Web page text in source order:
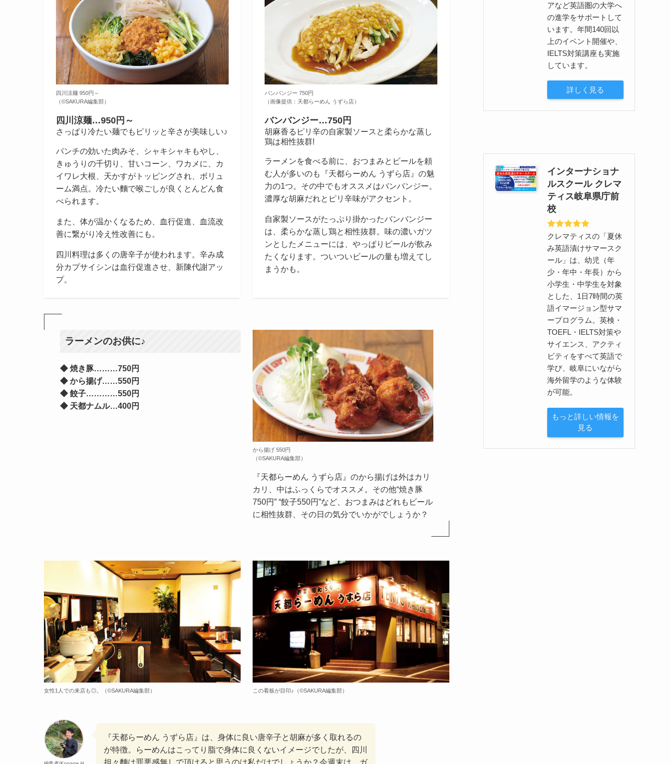
四川涼麺 950円～
（©️SAKURA編集部）
四川涼麺…950円～
さっぱり冷たい麺でもピリッと辛さが美味しい♪
パンチの効いた肉みそ、シャキシャキもやし、
きゅうりの千切り、甘いコーン、ワカメに、カ
イワレ大根、天かすがトッピングされ、ボリュ
ーム満点。冷たい麵で喉ごしが良くとんどん食
べられます。
また、体が温かくなるため、血行促進、血流改
善に繋がり冷え性改善にも。
四川料理は多くの唐辛子が使われます。辛み成
分カプサイシンは血行促進させ、新陳代謝アッ
プ。
バンバンジー 750円
（画像提供： 天都らーめん うずら店）
バンバンジー…750円
胡麻香るピリ辛の自家製ソースと柔らかな蒸し
鶏は相性抜群!
ラーメンを食べる前に、おつまみとビールを頼
む人が多いのも『天都らーめん うずら店』の魅
力の1つ。その中でもオススメはバンバンジー。
濃厚な胡麻だれとピリ辛味がアクセント。
自家製ソースがたっぷり掛かったバンバンジー
は、柔らかな蒸し鶏と相性抜群。味の濃いガツ
ンとしたメニューには、やっぱりビールが飲み
たくなります。ついついビールの量も増えてし
まうかも。
ラーメンのお供に♪
◆ 焼き豚………750円
◆ から揚げ……550円
◆ 餃子…………550円
◆ 天都ナムル…400円
から揚げ 550円
（©️SAKURA編集部）
『天都らーめん うずら店』のから揚げは外はカリ
カリ、中はふっくらでオススメ。その他“焼き豚
750円” “餃子550円”など、おつまみはどれもビール
に相性抜群、その日の気分でいかがでしょうか？
女性1人での来店も◎。（©️SAKURA編集部） この看板が目印♪（©️SAKURA編集部）
『天都らーめん うずら店』は、身体に良い唐辛子と胡麻が多く取れるの
が特徴。らーめんはこってり脂で身体に良くないイメージでしたが、四川
アなど英語圏の大学へ
の進学をサポートして
います。年間140回以
上のイベント開催や、
IELTS対策講座も実施
しています。
詳しく見る
インターナショナ
ルスクール クレマ
ティス岐阜県庁前
校
クレマティスの「夏休
み英語漬けサマースク
ール」は、幼児（年
少・年中・年長）から
小学生・中学生を対象
とした、1日7時間の英
語イマージョン型サマ
ープログラム。英検・
TOEFL・IELTS対策や
サイエンス、アクティ
ビティをすべて英語で
学び、岐阜にいながら
海外留学のような体験
が可能。
もっと詳しい情報を
見る